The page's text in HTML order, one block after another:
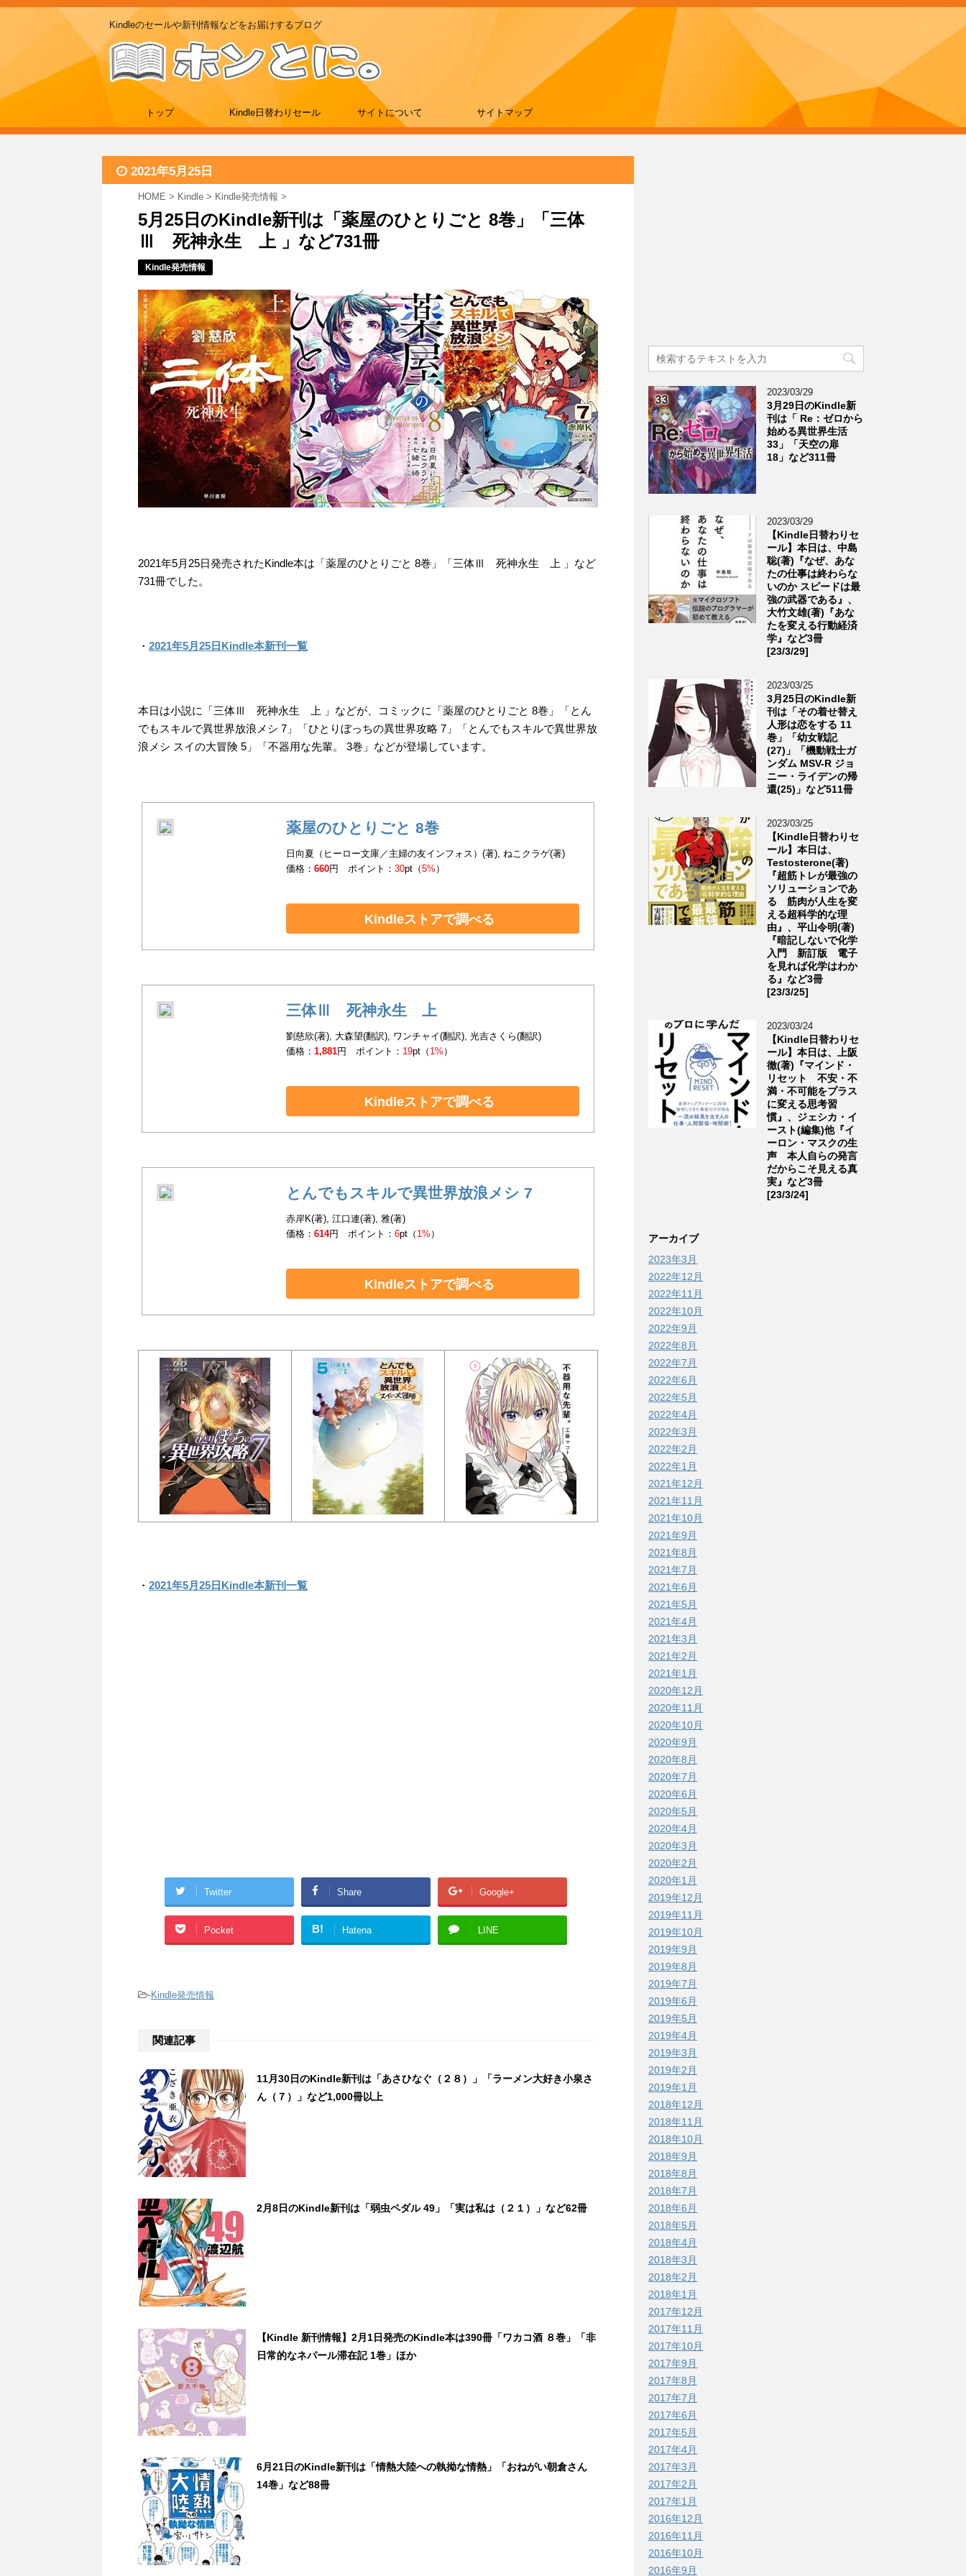
Kindleのセールや新刊情報などをお届けするブログ
トップ Kindle日替わりセール サイトについて サイトマップ
2021年5月25日
HOME > Kindle > Kindle発売情報 >
5月25日のKindle新刊は「薬屋のひとりごと 8巻」「三体
Ⅲ 死神永生 上 」など731冊
Kindle発売情報
2021年5月25日発売されたKindle本は「薬屋のひとりごと 8巻」「三体Ⅲ 死神永生 上 」など
731冊でした。
・ 2021年5月25日Kindle本新刊一覧
本日は小説に「三体Ⅲ 死神永生 上 」などが、コミックに「薬屋のひとりごと 8巻」「とん
でもスキルで異世界放浪メシ 7」「ひとりぼっちの異世界攻略 7」「とんでもスキルで異世界放
浪メシ スイの大冒険 5」「不器用な先輩。 3巻」などが登場しています。
薬屋のひとりごと 8巻
日向夏（ヒーロー文庫／主婦の友インフォス）(著), ねこクラゲ(著)
価格：660円 ポイント：30pt（5% ）
Kindleストアで調べる
三体Ⅲ 死神永生 上
劉慈欣(著), 大森望(翻訳), ワンチャイ(翻訳), 光吉さくら(翻訳)
価格：1,881円 ポイント： 19pt（ 1% ）
Kindleストアで調べる
とんでもスキルで異世界放浪メシ 7
赤岸K(著), 江口連(著), 雅(著)
価格：614円 ポイント：6pt（ 1% ）
Kindleストアで調べる
・ 2021年5月25日Kindle本新刊一覧
Twitter Share Google+
Pocket B! Hatena LINE
-Kindle発売情報
関連記事
11月30日のKindle新刊は「あさひなぐ（２８）」「ラーメン大好き小泉さ
ん（７）」など1,000冊以上
2月8日のKindle新刊は「弱虫ペダル 49」「実は私は（２１）」など62冊
【Kindle 新刊情報】2月1日発売のKindle本は390冊「ワカコ酒 ８巻」「非
日常的なネパール滞在記 1巻」ほか
6月21日のKindle新刊は「情熱大陸への執拗な情熱」「おねがい朝倉さん
14巻」など88冊
2023/03/29
3月29日のKindle新
刊は「 Re：ゼロから
始める異世界生活
33」「天空の扉
18」など311冊
2023/03/29
【Kindle日替わりセ
ール】本日は、中島
聡(著)『なぜ、あな
たの仕事は終わらな
いのか スピードは最
強の武器である』、
大竹文雄(著)『あな
たを変える行動経済
学』など3冊
[23/3/29]
2023/03/25
3月25日のKindle新
刊は「その着せ替え
人形は恋をする 11
巻」「幼女戦記
(27)」「機動戦士ガ
ンダム MSV-R ジョ
ニー・ライデンの帰
還(25)」など511冊
2023/03/25
【Kindle日替わりセ
ール】本日は、
Testosterone(著)
『超筋トレが最強の
ソリューションであ
る 筋肉が人生を変
える超科学的な理
由』、平山令明(著)
『暗記しないで化学
入門 新訂版 電子
を見れば化学はわか
る』など3冊
[23/3/25]
2023/03/24
【Kindle日替わりセ
ール】本日は、上阪
徹(著)『マインド・
リセット 不安・不
満・不可能をプラス
に変える思考習
慣』、ジェシカ・イ
ースト(編集)他『イ
ーロン・マスクの生
声 本人自らの発言
だからこそ見える真
実』など3冊
[23/3/24]
アーカイブ
2023年3月
2022年12月
2022年11月
2022年10月
2022年9月
2022年8月
2022年7月
2022年6月
2022年5月
2022年4月
2022年3月
2022年2月
2022年1月
2021年12月
2021年11月
2021年10月
2021年9月
2021年8月
2021年7月
2021年6月
2021年5月
2021年4月
2021年3月
2021年2月
2021年1月
2020年12月
2020年11月
2020年10月
2020年9月
2020年8月
2020年7月
2020年6月
2020年5月
2020年4月
2020年3月
2020年2月
2020年1月
2019年12月
2019年11月
2019年10月
2019年9月
2019年8月
2019年7月
2019年6月
2019年5月
2019年4月
2019年3月
2019年2月
2019年1月
2018年12月
2018年11月
2018年10月
2018年9月
2018年8月
2018年7月
2018年6月
2018年5月
2018年4月
2018年3月
2018年2月
2018年1月
2017年12月
2017年11月
2017年10月
2017年9月
2017年8月
2017年7月
2017年6月
2017年5月
2017年4月
2017年3月
2017年2月
2017年1月
2016年12月
2016年11月
2016年10月
2016年9月